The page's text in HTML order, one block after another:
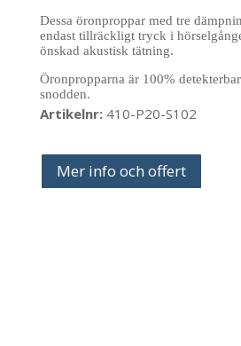
Dessa öronproppar med tre
endast tillräckligt tryck i
önskad akustisk tätning.
Öronpropparna är 100%
snodden.
Artikelnr:410-P20-S102
Mer info och offert